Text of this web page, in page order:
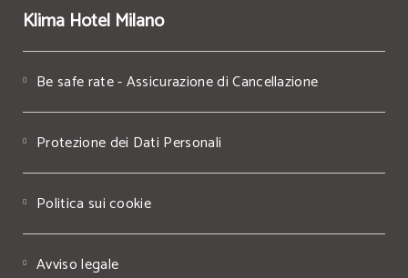
Klima Hotel Milano
Be safe rate - Assicurazione di Cancellazione
Protezione dei Dati Personali
Politica sui cookie
Avviso legale